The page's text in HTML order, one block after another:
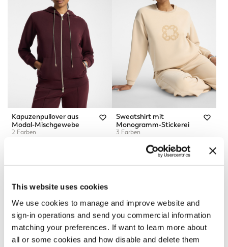
This website uses cookies
We use cookies to manage and improve website and
sign-in operations and send you commercial information
matching your preferences. If want to learn more about
all or some cookies and how disable and delete them
Kapuzenpullover aus
Modal-Mischgewebe
2 Farben
Sweatshirt mit
Monogramm-Stickerei
3 Farben